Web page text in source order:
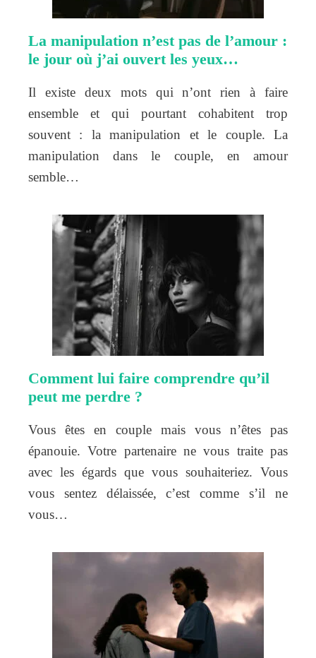
La manipulation n’est pas de l’amour :
le jour où j’ai ouvert les yeux…
Il existe deux mots qui n’ont rien à faire
ensemble et qui pourtant cohabitent trop
souvent : la manipulation et le couple. La
manipulation dans le couple, en amour
semble…
Comment lui faire comprendre qu’il
peut me perdre ?
Vous êtes en couple mais vous n’êtes pas
épanouie. Votre partenaire ne vous traite pas
avec les égards que vous souhaiteriez. Vous
vous sentez délaissée, c’est comme s’il ne
vous…